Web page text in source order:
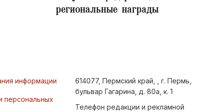
региональные награды
информации
персональных
614077, Пермский край, , г. Пермь,
бульвар Гагарина, д. 80а, к. 1
Телефон редакции и рекламной